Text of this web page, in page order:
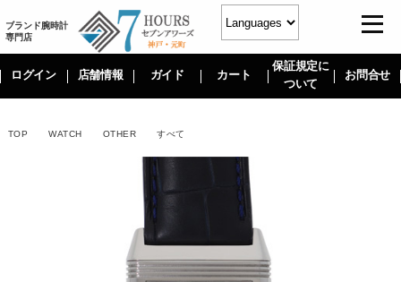
ブランド腕時計
専門店
ログイン 店舗情報 ガイド カート
保証規定に
ついて
お問合せ
TOP WATCH OTHER すべて